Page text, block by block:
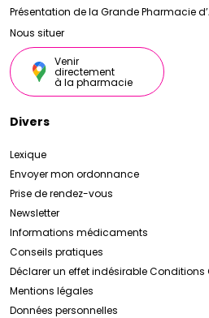
Présentation de la Grande Pharmacie
Nous situer
Venir
directement
à la pharmacie
Divers
Lexique
Envoyer mon ordonnance
Prise de rendez-vous
Newsletter
Informations médicaments
Conseils pratiques
Déclarer un effet indésirableConditions
Mentions légales
Données personnelles